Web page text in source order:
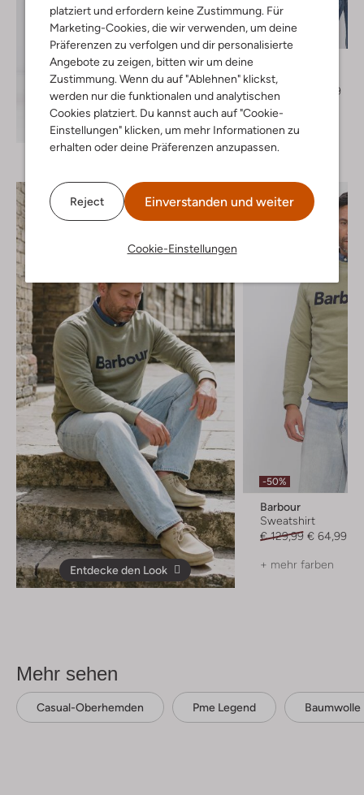
platziert und erfordern keine Zustimmung. Für
Marketing-Cookies, die wir verwenden, um deine
Präferenzen zu verfolgen und dir personalisierte
Angebote zu zeigen, bitten wir um deine
Zustimmung. Wenn du auf "Ablehnen" klickst,
werden nur die funktionalen und analytischen
Cookies platziert. Du kannst auch auf "Cookie-
Einstellungen" klicken, um mehr Informationen zu
erhalten oder deine Präferenzen anzupassen.
Reject Einverstanden und weiter
Cookie-Einstellungen
Entdecke den Look
T-shirt
€ 39,99
€ 23,99
+ mehr farben
Entdecke den Look
-50%
Barbour
Sweatshirt
€ 129,99 € 64,99
+ mehr farben
Mehr sehen
Casual-Oberhemden Pme Legend Baumwolle